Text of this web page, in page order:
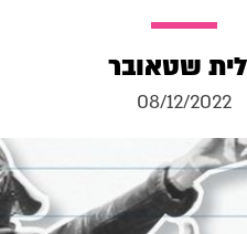
שטאובר
08/12/2022